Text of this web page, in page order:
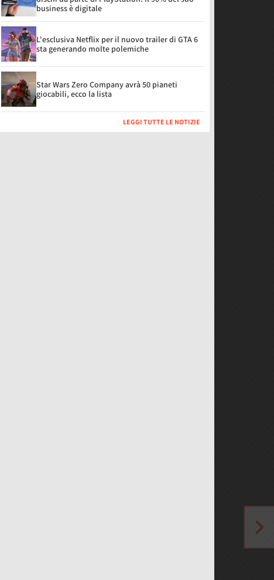
business è digitale
L'esclusiva Netflix per il nuovo trailer di GTA 6
sta generando molte polemiche
Star Wars Zero Company avrà 50 pianeti
giocabili, ecco la lista
LEGGI TUTTE LE NOTIZIE